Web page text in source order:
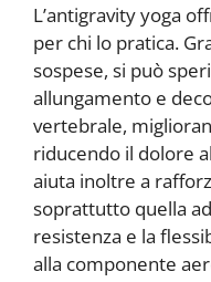
L’antigravity yoga
per chi lo pratica.
sospese, si può
allungamento e
vertebrale,
riducendo il dolore
aiuta inoltre a
soprattutto quella
resistenza e la
alla componente